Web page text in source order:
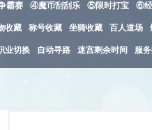
霸赛 ④魔币刮刮乐 ⑤限时打宝 ⑥经
收藏 称号收藏 坐骑收藏 百人道场
业切换 自动寻路 迷宫剩余时间 服